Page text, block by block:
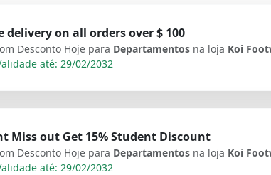
delivery on all orders over $ 100
Desconto Hoje para Departamentos na loja Koi
até: 29/02/2032
Miss out Get 15% Student Discount
Desconto Hoje para Departamentos na loja Koi
até: 29/02/2032